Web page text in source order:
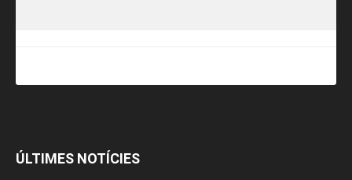
ÚLTIMES NOTÍCIES